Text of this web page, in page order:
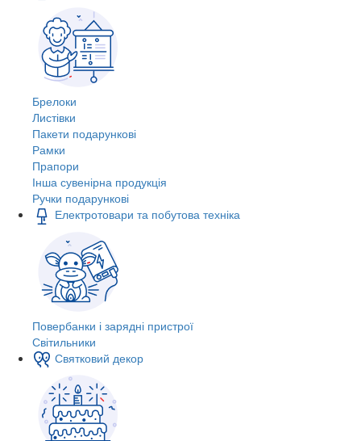
Брелоки
Листівки
Пакети подарункові
Рамки
Прапори
Інша сувенірна продукція
Ручки подарункові
Електротовари та побутова техніка
Повербанки і зарядні пристрої
Світильники
Святковий декор